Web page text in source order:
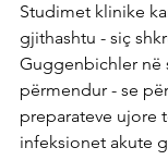
Studimet klinike
gjithashtu - siç
Guggenbichler në
përmendur - se
preparateve ujore
infeksionet akute